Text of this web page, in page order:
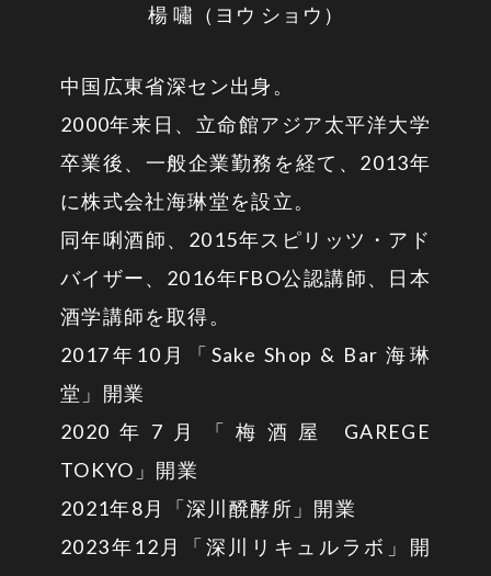
楊 嘯（ヨウ ショウ）
中国広東省深セン出身。
2000年来日、立命館アジア太平洋大学
卒業後、一般企業勤務を経て、2013年
に株式会社海琳堂を設立。
同年唎酒師、2015年スピリッツ・アド
バイザー、2016年FBO公認講師、日本
酒学講師を取得。
2017年10月「Sake Shop & Bar 海琳
堂」開業
2020年7月「梅酒屋 GAREGE
TOKYO」開業
2021年8月「深川醗酵所」開業
2023年12月「深川リキュルラボ」開